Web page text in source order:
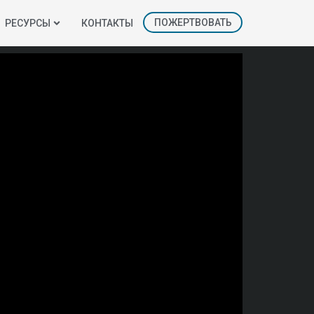
РЕСУРСЫ КОНТАКТЫ ПОЖЕРТВОВАТЬ